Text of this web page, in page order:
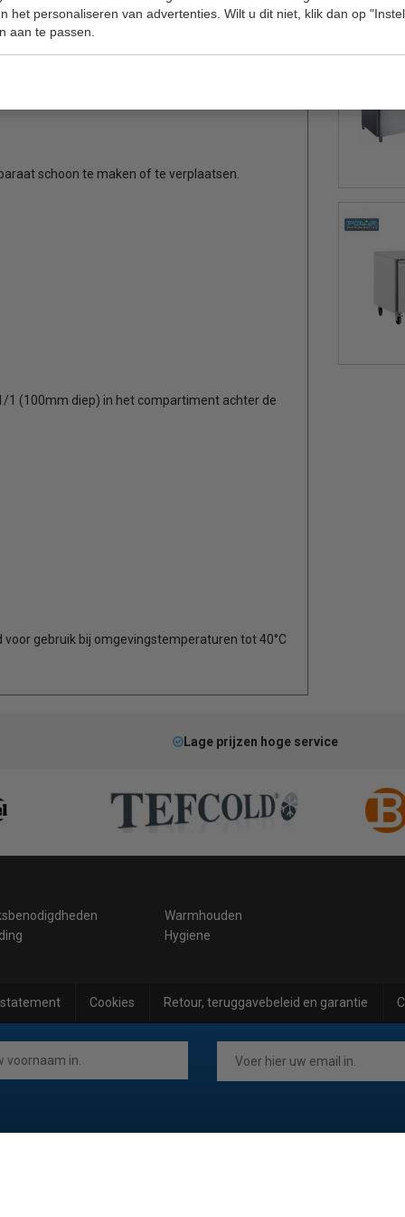
het personaliseren van advertenties. Wilt u dit niet, klik dan op
aan te passen.
die ook te verwijderen zijn zodat u ze
schoon te maken of te verplaatsen.
1 (100mm diep) in het compartiment achter de
gebruik bij omgevingstemperaturen tot 40°C
Lage prijzen hoge service
Warmhouden
Hygiene
Cookies Retour, teruggavebeleid en garantie